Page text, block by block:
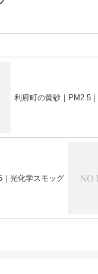
利府町の黄砂｜PM2.5
光化学スモッグ